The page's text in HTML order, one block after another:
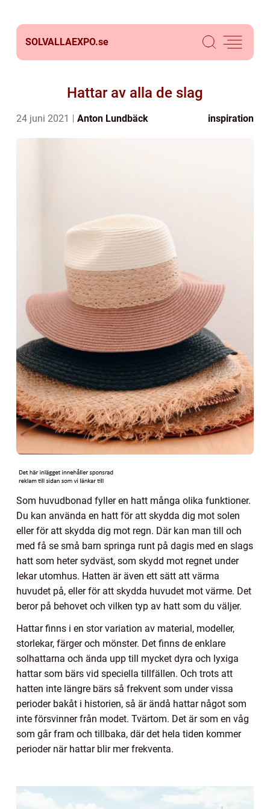
SOLVALLAEXPO.se
Hattar av alla de slag
24 juni 2021 Anton Lundbäck inspiration
Som huvudbonad fyller en hatt många olika funktioner.
Du kan använda en hatt för att skydda dig mot solen
eller för att skydda dig mot regn. Där kan man till och
med få se små barn springa runt på dagis med en slags
hatt som heter sydväst, som skydd mot regnet under
lekar utomhus. Hatten är även ett sätt att värma
huvudet på, eller för att skydda huvudet mot värme. Det
beror på behovet och vilken typ av hatt som du väljer.
Hattar finns i en stor variation av material, modeller,
storlekar, färger och mönster. Det finns de enklare
solhattarna och ända upp till mycket dyra och lyxiga
hattar som bärs vid speciella tillfällen. Och trots att
hatten inte längre bärs så frekvent som under vissa
perioder bakåt i historien, så är ändå hattar något som
inte försvinner från modet. Tvärtom. Det är som en våg
som går fram och tillbaka, där det hela tiden kommer
perioder när hattar blir mer frekventa.